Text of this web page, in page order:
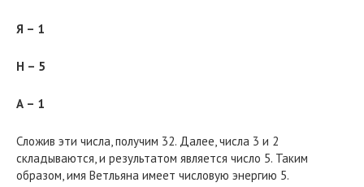
Я – 1
Н – 5
А – 1
Сложив эти числа, получим 32. Далее, числа 3 и 2
складываются, и результатом является число 5. Таким
образом, имя Ветльяна имеет числовую энергию 5.